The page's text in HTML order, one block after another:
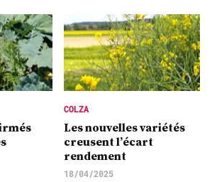
COLZA
Les nouvelles variétés
creusent l’écart
rendement
18/04/2025